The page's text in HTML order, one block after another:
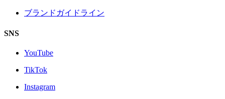
ブランドガイドライン
SNS
YouTube
TikTok
Instagram